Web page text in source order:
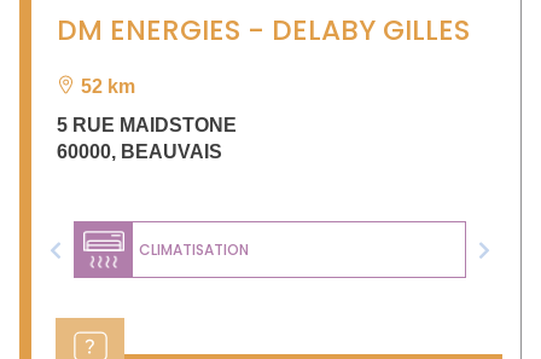
DM ENERGIES - DELABY GILLES
52 km
5 RUE MAIDSTONE
60000, BEAUVAIS
CLIMATISATION
Previous Next